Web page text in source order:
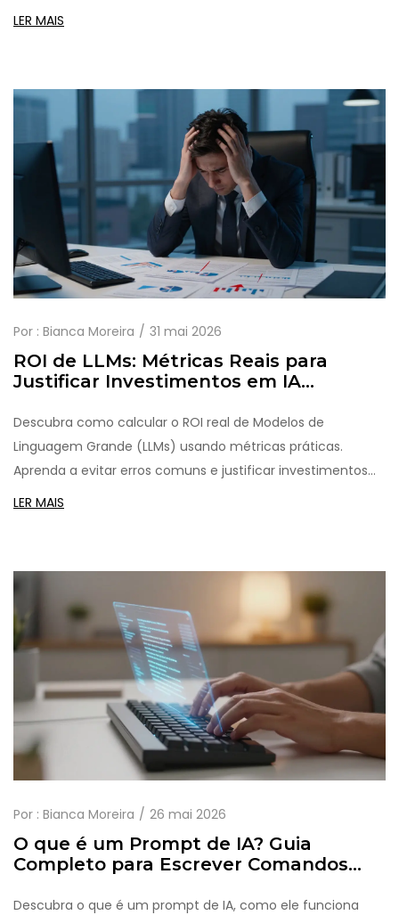
LER MAIS
Por : Bianca Moreira 31 mai 2026
ROI de LLMs: Métricas Reais para
Justificar Investimentos em IA
Descubra como calcular o ROI real de Modelos de
Linguagem Grande (LLMs) usando métricas práticas.
Aprenda a evitar erros comuns e justificar investimentos
em IA generativa com dados concretos.
LER MAIS
Por : Bianca Moreira 26 mai 2026
O que é um Prompt de IA? Guia
Completo para Escrever Comandos
Descubra o que é um prompt de IA, como ele funciona